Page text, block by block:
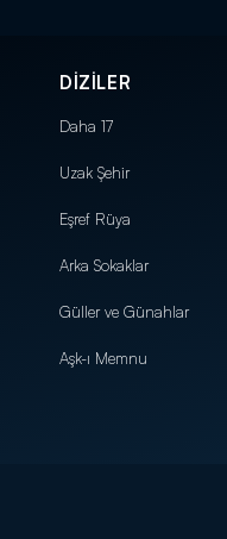
DİZİLER
Daha 17
Uzak Şehir
Eşref Rüya
Arka Sokaklar
Güller ve Günahlar
Aşk-ı Memnu